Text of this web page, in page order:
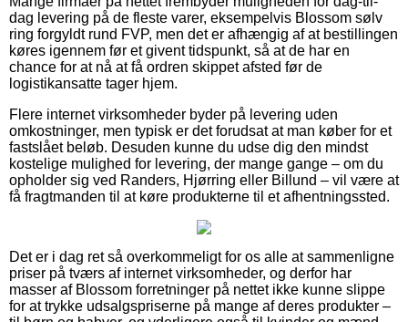
dag levering på de fleste varer, eksempelvis Blossom sølv
ring forgyldt rund FVP, men det er afhængig af at bestillingen
køres igennem før et givent tidspunkt, så at de har en
chance for at nå at få ordren skippet afsted før de
logistikansatte tager hjem.
Flere internet virksomheder byder på levering uden
omkostninger, men typisk er det forudsat at man køber for et
fastslået beløb. Desuden kunne du udse dig den mindst
kostelige mulighed for levering, der mange gange – om du
opholder sig ved Randers, Hjørring eller Billund – vil være at
få fragtmanden til at køre produkterne til et afhentningssted.
Det er i dag ret så overkommeligt for os alle at sammenligne
priser på tværs af internet virksomheder, og derfor har
masser af Blossom forretninger på nettet ikke kunne slippe
for at trykke udsalgspriserne på mange af deres produkter –